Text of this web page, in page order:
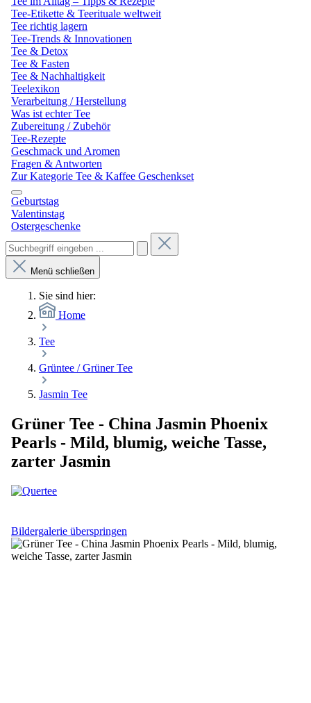
Tee-Etikette & Teerituale weltweit
Tee richtig lagern
Tee-Trends & Innovationen
Tee & Detox
Tee & Fasten
Tee & Nachhaltigkeit
Teelexikon
Verarbeitung / Herstellung
Was ist echter Tee
Zubereitung / Zubehör
Tee-Rezepte
Geschmack und Aromen
Fragen & Antworten
Zur Kategorie Tee & Kaffee Geschenkset
Geburtstag
Valentinstag
Ostergeschenke
Menü schließen
Sie sind hier:
Home
Tee
Grüntee / Grüner Tee
Jasmin Tee
Grüner Tee - China Jasmin Phoenix
Pearls - Mild, blumig, weiche Tasse,
zarter Jasmin
Bildergalerie überspringen